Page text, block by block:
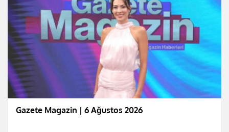
Gazete Magazin | 6 Ağustos 2026